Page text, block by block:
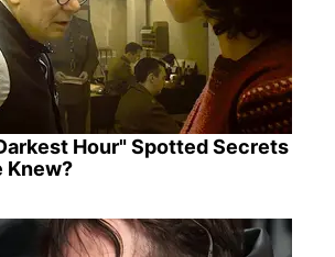
Hour" Spotted Secrets
Knew?